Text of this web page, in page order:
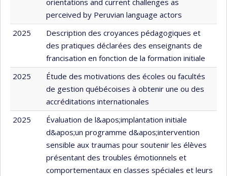
orientations and current challenges as
perceived by Peruvian language actors
2025
Description des croyances pédagogiques et
des pratiques déclarées des enseignants de
francisation en fonction de la formation initiale
2025
Étude des motivations des écoles ou facultés
de gestion québécoises à obtenir une ou des
accréditations internationales
2025
Évaluation de l&apos;implantation initiale
d&apos;un programme d&apos;intervention
sensible aux traumas pour soutenir les élèves
présentant des troubles émotionnels et
comportementaux en classes spéciales et leurs